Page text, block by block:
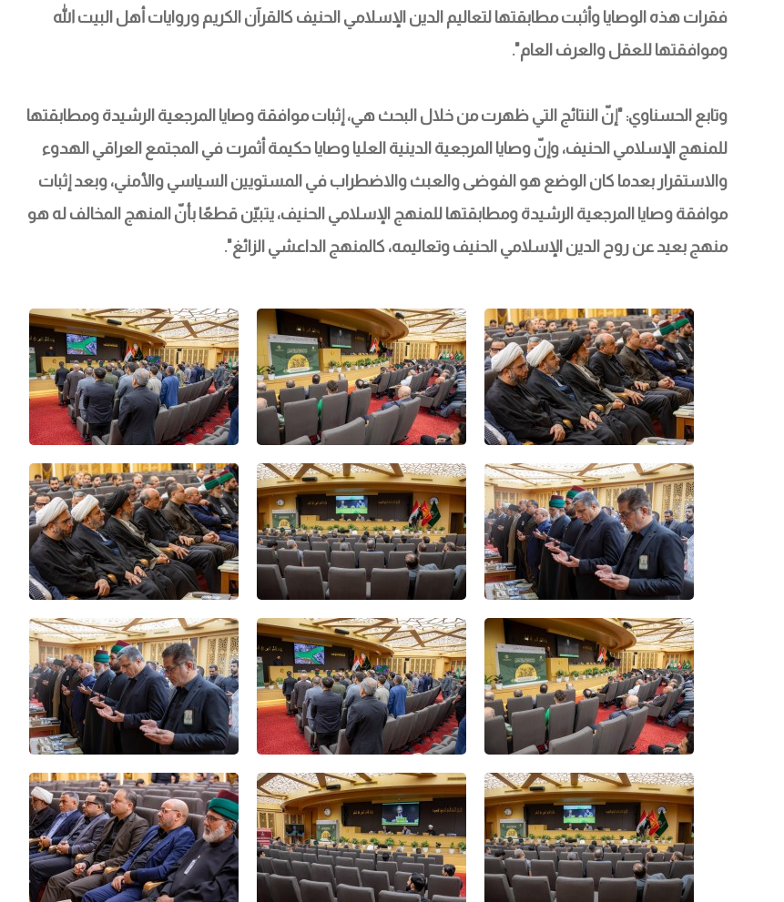
فقرات هذه الوصايا وأثبت مطابقتها لتعاليم الدين الإسلامي الحنيف كالقرآن الكريم وروايات أهل البيت الله
وموافقتها للعقل والعرف العام".
وتابع الحسناوي: "إنّ النتائج التي ظهرت من خلال البحث هي، إثبات موافقة وصايا المرجعية الرشيدة ومطابقتها
للمنهج الإسلامي الحنيف، وإنّ وصايا المرجعية الدينية العليا وصايا حكيمة أثمرت في المجتمع العراقي الهدوء
والاستقرار بعدما كان الوضع هو الفوضى والعبث والاضطراب في المستويين السياسي والأمني، وبعد إثبات
موافقة وصايا المرجعية الرشيدة ومطابقتها للمنهج الإسلامي الحنيف، يتبيّن قطعًا بأنّ المنهج المخالف له هو
منهج بعيد عن روح الدين الإسلامي الحنيف وتعاليمه، كالمنهج الداعشي الزائغ".